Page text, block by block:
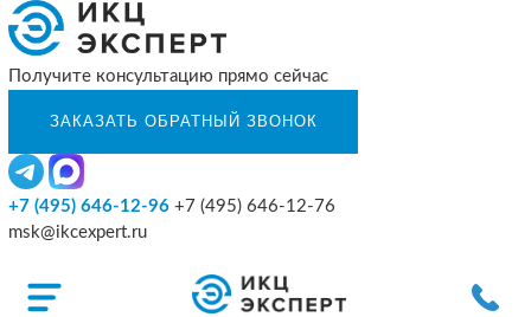
Получите консультацию прямо сейчас
+7 (495) 646-12-96 +7 (495) 646-12-76
msk@ikcexpert.ru